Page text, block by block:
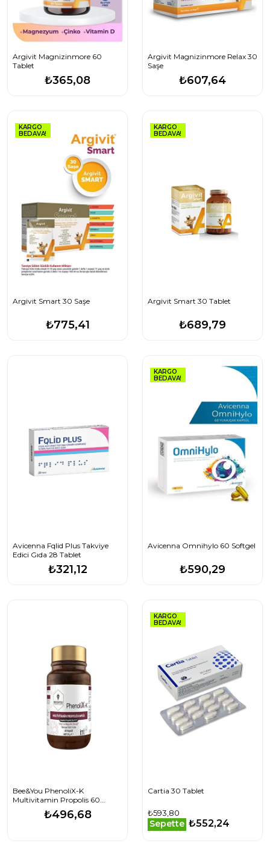
Argivit Magnizinmore 60
Tablet
₺365,08
Argivit Magnizinmore Relax 30
Saşe
₺607,64
KARGO
BEDAVA!
Argivit Smart 30 Saşe
₺775,41
KARGO
BEDAVA!
Argivit Smart 30 Tablet
₺689,79
Avicenna Fqlid Plus Takviye
Edici Gıda 28 Tablet
₺321,12
KARGO
BEDAVA!
Avicenna Omnihylo 60 Softgel
₺590,29
Bee&You PhenoliX-K
Multivitamin Propolis 60
Kapsül- SKT: 10/2028
₺496,68
KARGO
BEDAVA!
Cartia 30 Tablet
₺593,80
Sepette ₺552,24